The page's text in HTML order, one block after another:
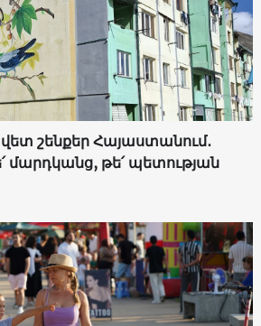
շենքեր Հայաստանում․
մարդկանց, թե՛ պետության